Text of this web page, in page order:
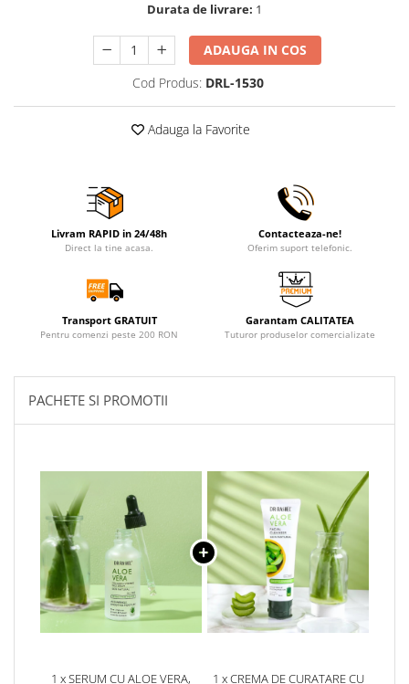
Durata de livrare: 1
ADAUGA IN COS
Cod Produs: DRL-1530
Adauga la Favorite
Livram RAPID in 24/48h
Direct la tine acasa.
Contacteaza-ne!
Oferim suport telefonic.
Transport GRATUIT
Pentru comenzi peste 200 RON
Garantam CALITATEA
Tuturor produselor comercializate
PACHETE SI PROMOTII
1 x SERUM CU ALOE VERA,
1 x CREMA DE CURATARE CU